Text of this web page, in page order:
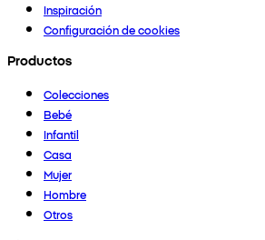
Inspiración
Configuración de cookies
Productos
Colecciones
Bebé
Infantil
Casa
Mujer
Hombre
Otros